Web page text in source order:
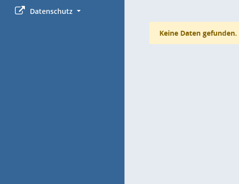
Datenschutz
Keine Daten gefunden.